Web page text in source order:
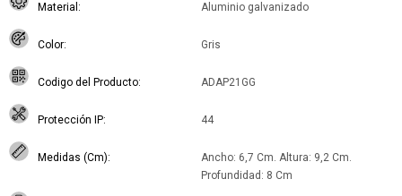
Material Aluminio galvanizado
Color Gris
Codigo del Producto ADAP21GG
Protección IP 44
Medidas (Cm)
Ancho: 6,7 Cm. Altura: 9,2 Cm.
Profundidad: 8 Cm